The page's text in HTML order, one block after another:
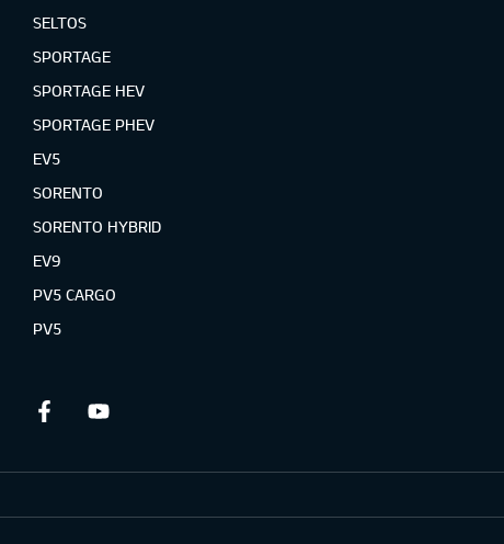
SELTOS
SPORTAGE
SPORTAGE HEV
SPORTAGE PHEV
EV5
SORENTO
SORENTO HYBRID
EV9
PV5 CARGO
PV5
Facebook